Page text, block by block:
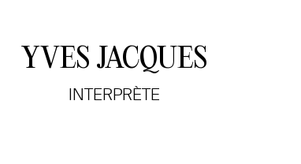
YVES JACQUES
INTERPRÈTE